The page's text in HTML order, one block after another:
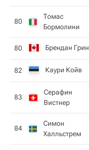
80
Томас
Бормолини
80 Брендан Грин
82 Каури Койв
83
Серафин
Вистнер
84
Симон
Халльстрем